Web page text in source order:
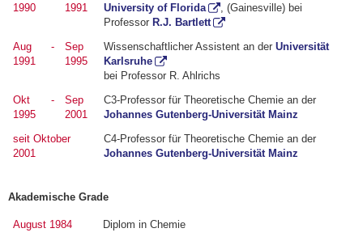
1990
1991
University of Florida
, (Gainesville) bei
ProfessorR.J. Bartlett
Aug
1991
-
Sep
1995
Wissenschaftlicher Assistent an derUniversität
Karlsruhe
bei Professor R. Ahlrichs
Okt
1995
-
Sep
2001
C3-Professor für Theoretische Chemie an der
Johannes Gutenberg-Universität Mainz
seit Oktober
2001
C4-Professor für Theoretische Chemie an der
Johannes Gutenberg-Universität Mainz
Akademische Grade
August 1984
Diplom in Chemie